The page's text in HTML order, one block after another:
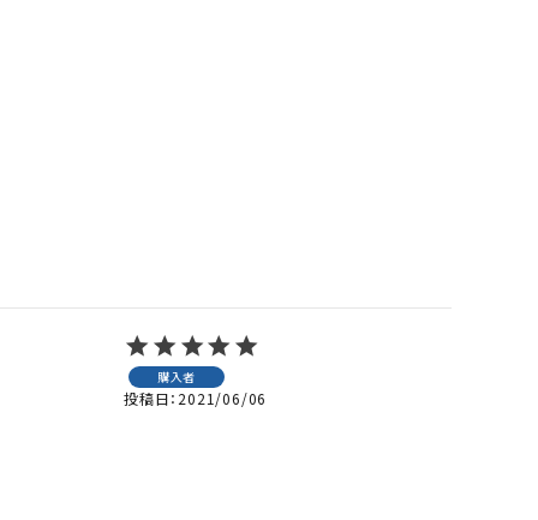
購入者
投稿日 2021/06/06